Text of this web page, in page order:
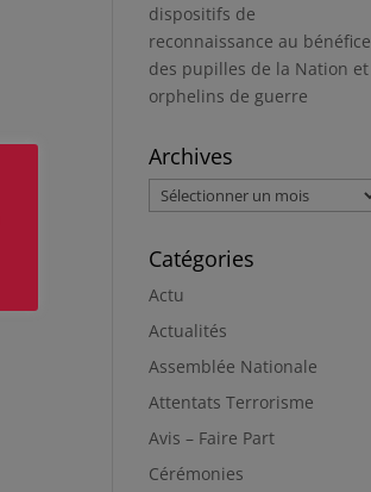
dispositifs de
reconnaissance au bénéfice
des pupilles de la Nation et
orphelins de guerre
Archives
Archives
Catégories
Actu
Actualités
Assemblée Nationale
Attentats Terrorisme
Avis – Faire Part
Cérémonies